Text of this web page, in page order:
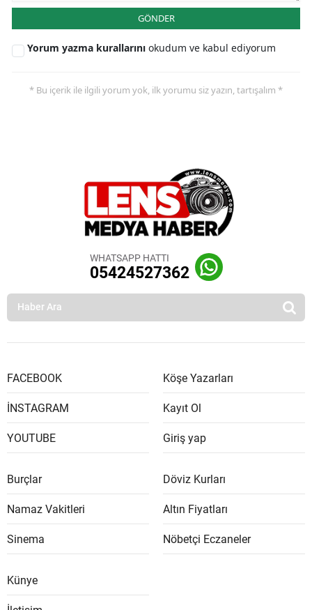
GÖNDER
Yorum yazma kurallarını okudum ve kabul ediyorum
* Bu içerik ile ilgili yorum yok, ilk yorumu siz yazın, tartışalım *
WHATSAPP HATTI
05424527362
FACEBOOK
İNSTAGRAM
YOUTUBE
Köşe Yazarları
Kayıt Ol
Giriş yap
Burçlar
Namaz Vakitleri
Sinema
Döviz Kurları
Altın Fiyatları
Nöbetçi Eczaneler
Künye